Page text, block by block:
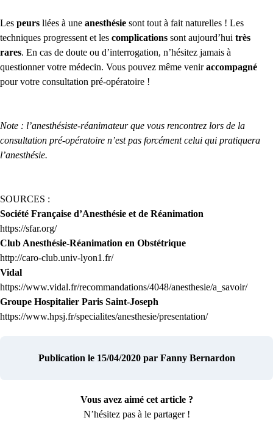
Les peurs liées à une anesthésie sont tout à fait naturelles ! Les
techniques progressent et les complications sont aujourd’hui très
rares. En cas de doute ou d’interrogation, n’hésitez jamais à
questionner votre médecin. Vous pouvez même veniraccompagné
pour votre consultation pré-opératoire !
Note : l’anesthésiste-réanimateur que vous rencontrez lors de la
consultation pré-opératoire n’est pas forcément celui qui pratiquera
l’anesthésie.
SOURCES :
Société Française d’Anesthésie et de Réanimation
https://sfar.org/
Club Anesthésie-Réanimation en Obstétrique
http://caro-club.univ-lyon1.fr/
Vidal
https://www.vidal.fr/recommandations/4048/anesthesie/a_savoir/
Groupe Hospitalier Paris Saint-Joseph
https://www.hpsj.fr/specialites/anesthesie/presentation/
Publication le 15/04/2020 par Fanny Bernardon
Vous avez aimé cet article ?
N’hésitez pas à le partager !